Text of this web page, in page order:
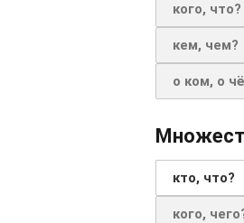
кого, что?
кем, чем?
о ком, о
кто, что?
кого,